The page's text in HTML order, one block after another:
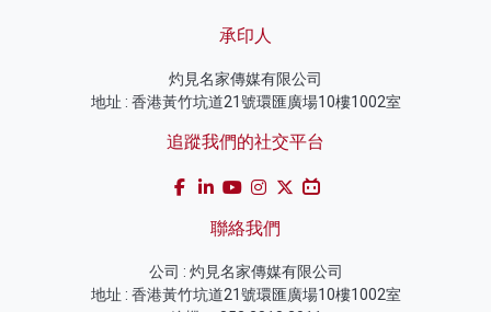
承印人
灼見名家傳媒有限公司
地址 : 香港黃竹坑道21號環匯廣場10樓1002室
追蹤我們的社交平台
聯絡我們
公司 : 灼見名家傳媒有限公司
地址 : 香港黃竹坑道21號環匯廣場10樓1002室